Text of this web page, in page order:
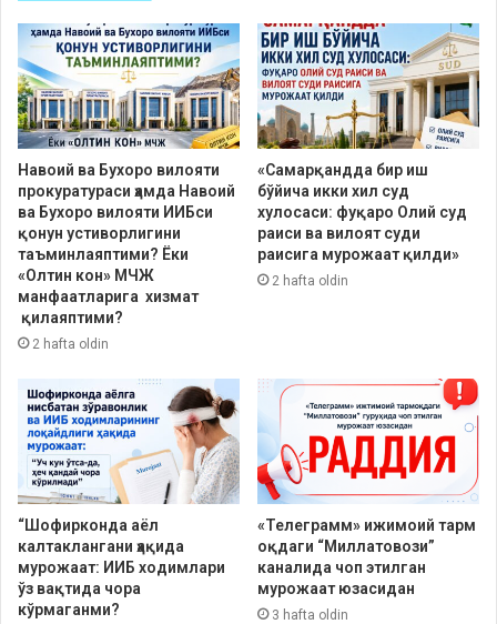
Навоий ва Бухоро вилояти
прокуратураси ҳамда Навоий
ва Бухоро вилояти ИИБси
қонун устиворлигини
таъминлаяптими? Ёки
«Олтин кон» МЧЖ
манфаатларига хизмат
қилаяптими?
2 hafta oldin
«Самарқандда бир иш
бўйича икки хил суд
хулосаси: фуқаро Олий суд
раиси ва вилоят суди
раисига мурожаат қилди»
2 hafta oldin
“Шофирконда аёл
калтаклангани ҳақида
мурожаат: ИИБ ходимлари
ўз вақтида чора
кўрмаганми?
«Телеграмм» ижимоий тарм
оқдаги “Миллатовози”
каналида чоп этилган
мурожаат юзасидан
3 hafta oldin